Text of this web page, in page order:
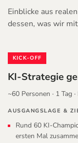
Einblicke aus
dessen, was wir
KICK-OFF
KI-Strategie
~60 Personen · 1 Tag
AUSGANGSLAGE &
Rund 60 KI-
ersten Mal